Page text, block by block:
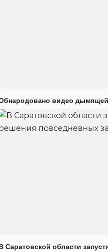
видео
Саратовской области